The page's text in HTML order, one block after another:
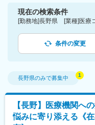
現在の検索条件
条件の変更
長野県のみで募集中
【長野】医療機関へ
悩みに寄り添える《